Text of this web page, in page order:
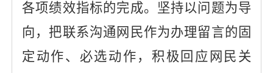
各项绩效指标的完成。坚持以问题为导
向，把联系沟通网民作为办理留言的固
定动作、必选动作，积极回应网民关